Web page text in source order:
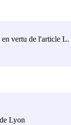
vertu de l'article L.
Lyon